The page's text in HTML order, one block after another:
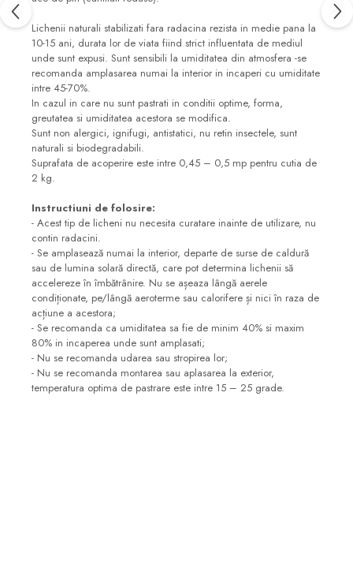
Lichenii naturali stabilizati fara radacina rezista in medie pana la
10-15 ani, durata lor de viata fiind strict influentata de mediul
unde sunt expusi. Sunt sensibili la umiditatea din atmosfera -se
recomanda amplasarea numai la interior in incaperi cu umiditate
intre 45-70%.
In cazul in care nu sunt pastrati in conditii optime, forma,
greutatea si umiditatea acestora se modifica.
Sunt non alergici, ignifugi, antistatici, nu retin insectele, sunt
naturali si biodegradabili.
Suprafata de acoperire este intre 0,45 – 0,5 mp pentru cutia de
2 kg.
Instructiuni de folosire:
- Acest tip de licheni nu necesita curatare inainte de utilizare, nu
contin radacini.
- Se amplasează numai la interior, departe de surse de caldură
sau de lumina solară directă, care pot determina lichenii să
accelereze în îmbătrânire. Nu se așeaza lângă aerele
condiționate, pe/lângă aeroterme sau calorifere și nici în raza de
acțiune a acestora;
- Se recomanda ca umiditatea sa fie de minim 40% si maxim
80% in incaperea unde sunt amplasati;
- Nu se recomanda udarea sau stropirea lor;
- Nu se recomanda montarea sau aplasarea la exterior,
temperatura optima de pastrare este intre 15 – 25 grade.